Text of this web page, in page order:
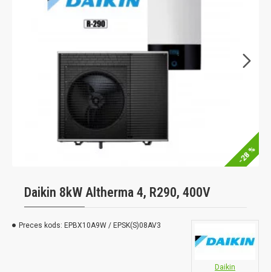
-28 %
Daikin 8kW Altherma 4, R290, 400V
Preces kods: EPBX10A9W / EPSK(S)08AV3
Daikin